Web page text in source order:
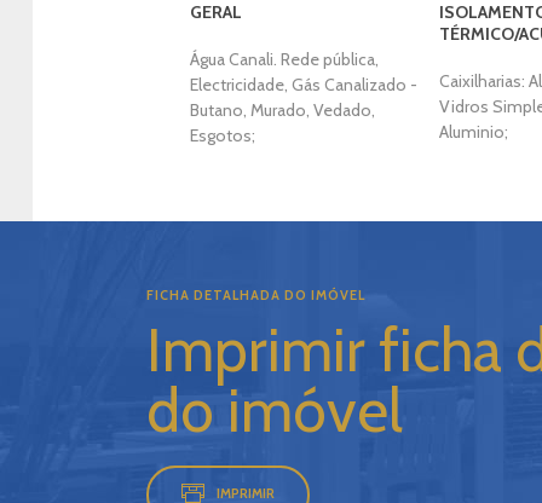
GERAL
Água Canali. Rede pública,
Electricidade, Gás Canalizado -
Butano, Murado, Vedado,
Esgotos;
TÉRMICO/
Caixilharias:
Vidros
Aluminio;
FICHA DETALHADA DO IMÓVEL
Imprimir ficha
do imóvel
IMPRIMIR